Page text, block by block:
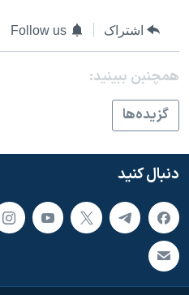
صفحه‌های ویژه
سفر پرزیدنت ترامپ به چین
اشتراک Follow us
همچنبن ببینید:
گزيده‌ها
دنبال کنید